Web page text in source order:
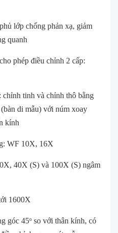
lớp chống phản xạ, giảm
quanh
phép điều chỉnh 2 cấp:
tinh và chỉnh thô bằng
di mẫu) với núm xoay
kính
WF 10X, 16X
40X (S) và 100X (S) ngâm
1600X
góc 45o so với thân kính, có